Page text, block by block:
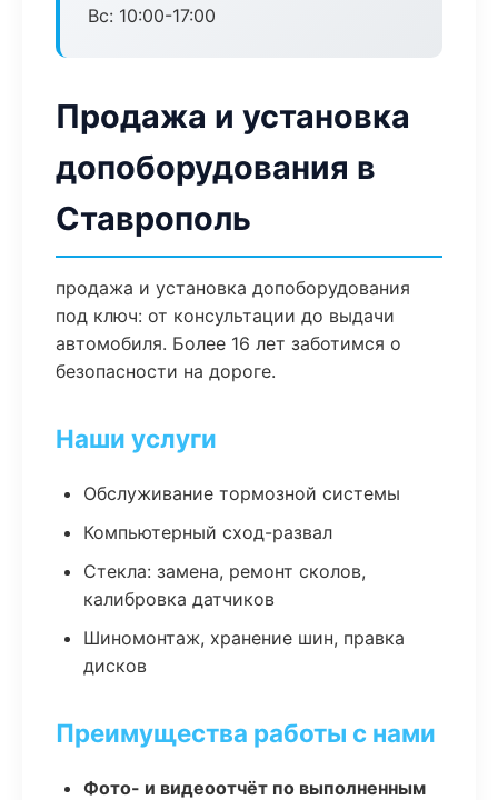
Вс: 10:00-17:00
Продажа и установка
допоборудования в
Ставрополь
продажа и установка допоборудования
под ключ: от консультации до выдачи
автомобиля. Более 16 лет заботимся о
безопасности на дороге.
Наши услуги
Обслуживание тормозной системы
Компьютерный сход-развал
Стекла: замена, ремонт сколов,
калибровка датчиков
Шиномонтаж, хранение шин, правка
дисков
Преимущества работы с нами
Фото- и видеоотчёт по выполненным